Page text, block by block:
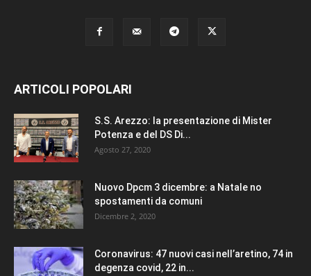
ARTICOLI POPOLARI
S.S. Arezzo: la presentazione di Mister
Potenza e del DS Di...
Agosto 27, 2020
Nuovo Dpcm 3 dicembre: a Natale no
spostamenti da comuni
Dicembre 2, 2020
Coronavirus: 47 nuovi casi nell’aretino, 74 in
degenza covid, 22 in...